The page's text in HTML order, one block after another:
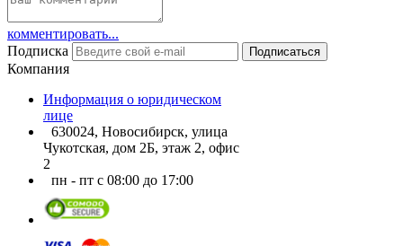
комментировать...
Подписка
Подписаться
Компания
Информация о юридическом
лице
630024, Новосибирск, улица
Чукотская, дом 2Б, этаж 2, офис
2
пн - пт с 08:00 до 17:00